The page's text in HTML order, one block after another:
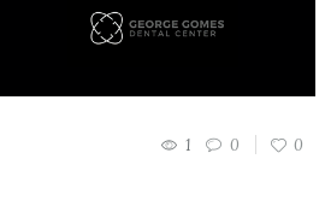
1 0 0